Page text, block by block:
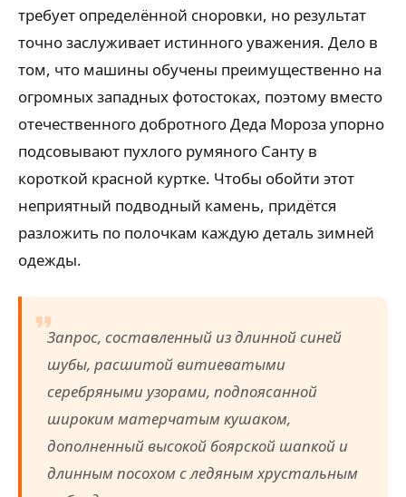
требует определённой сноровки, но результат
точно заслуживает истинного уважения. Дело в
том, что машины обучены преимущественно на
огромных западных фотостоках, поэтому вместо
отечественного добротного Деда Мороза упорно
подсовывают пухлого румяного Санту в
короткой красной куртке. Чтобы обойти этот
неприятный подводный камень, придётся
разложить по полочкам каждую деталь зимней
одежды.
Запрос, составленный из длинной синей
шубы, расшитой витиеватыми
серебряными узорами, подпоясанной
широким матерчатым кушаком,
дополненный высокой боярской шапкой и
длинным посохом с ледяным хрустальным